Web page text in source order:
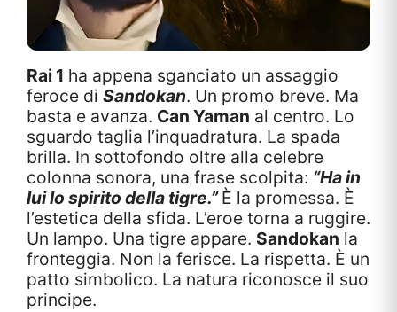
Rai 1 ha appena sganciato un assaggio
feroce di Sandokan. Un promo breve. Ma
basta e avanza. Can Yaman al centro. Lo
sguardo taglia l’inquadratura. La spada
brilla. In sottofondo oltre alla celebre
colonna sonora, una frase scolpita: “Ha in
lui lo spirito della tigre.” È la promessa. È
l’estetica della sfida. L’eroe torna a ruggire.
Un lampo. Una tigre appare. Sandokan la
fronteggia. Non la ferisce. La rispetta. È un
patto simbolico. La natura riconosce il suo
principe.